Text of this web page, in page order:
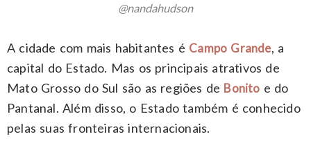
@nandahudson
A cidade com mais habitantes é Campo Grande, a
capital do Estado. Mas os principais atrativos de
Mato Grosso do Sul são as regiões de Bonito e do
Pantanal. Além disso, o Estado também é conhecido
pelas suas fronteiras internacionais.